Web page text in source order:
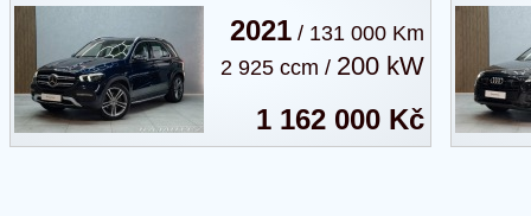
2021/ 131 000 Km
2 925 ccm / 200 kW
1 162 000 Kč